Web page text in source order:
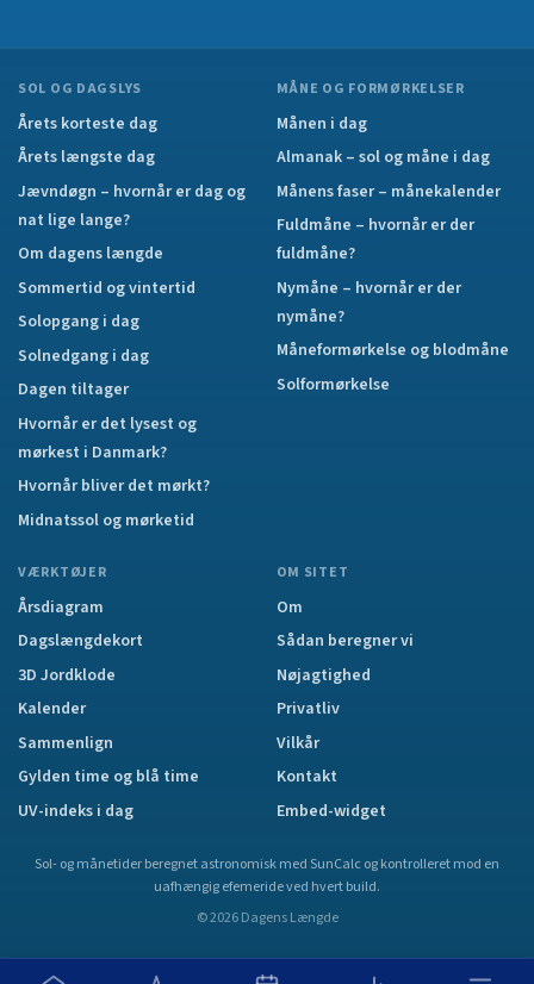
SOL OG DAGSLYS
Årets korteste dag
Årets længste dag
Jævndøgn – hvornår er dag og
nat lige lange?
Om dagens længde
Sommertid og vintertid
Solopgang i dag
Solnedgang i dag
Dagen tiltager
Hvornår er det lysest og
mørkest i Danmark?
Hvornår bliver det mørkt?
Midnatssol og mørketid
MÅNE OG FORMØRKELSER
Månen i dag
Almanak – sol og måne i dag
Månens faser – månekalender
Fuldmåne – hvornår er der
fuldmåne?
Nymåne – hvornår er der
nymåne?
Måneformørkelse og blodmåne
Solformørkelse
VÆRKTØJER
Årsdiagram
Dagslængdekort
3D Jordklode
Kalender
Sammenlign
Gylden time og blå time
UV-indeks i dag
OM SITET
Om
Sådan beregner vi
Nøjagtighed
Privatliv
Vilkår
Kontakt
Embed-widget
Sol- og månetider beregnet astronomisk med SunCalc og kontrolleret mod en
uafhængig efemeride ved hvert build.
©2026 Dagens Længde